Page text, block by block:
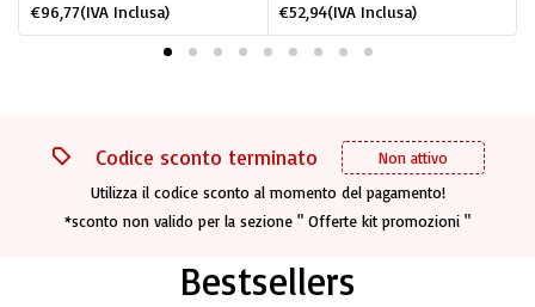
€96,77(IVA Inclusa)
€52,94(IVA Inclusa)
Codice sconto terminato
Non attivo
Utilizza il codice sconto al momento del pagamento!
*sconto non valido per la sezione " Offerte kit promozioni "
Bestsellers